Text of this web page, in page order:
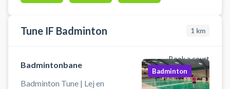
hos Tune IF Tennis. Du skal
ved padelbanerne.
Tune IF Badminton 1 km
Book a court
Badmintonbane
Badminton Tune | Lej en
Badminton